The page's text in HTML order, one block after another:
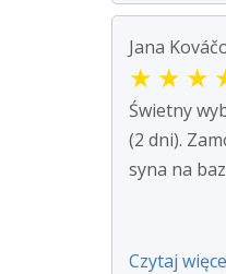
Jana
★ ★ ★
Świetny
(2 dni).
syna na
Czytaj